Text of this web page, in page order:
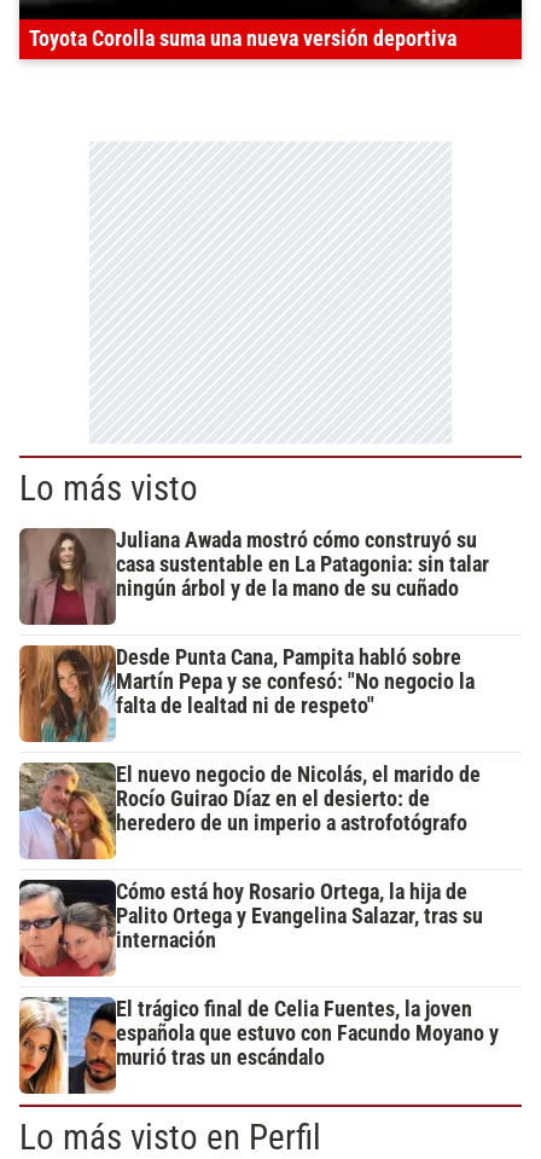
Toyota Corolla suma una nueva versión deportiva
Lo más visto
Juliana Awada mostró cómo construyó su
casa sustentable en La Patagonia: sin talar
ningún árbol y de la mano de su cuñado
Desde Punta Cana, Pampita habló sobre
Martín Pepa y se confesó: "No negocio la
falta de lealtad ni de respeto"
El nuevo negocio de Nicolás, el marido de
Rocío Guirao Díaz en el desierto: de
heredero de un imperio a astrofotógrafo
Cómo está hoy Rosario Ortega, la hija de
Palito Ortega y Evangelina Salazar, tras su
internación
El trágico final de Celia Fuentes, la joven
española que estuvo con Facundo Moyano y
murió tras un escándalo
Lo más visto en Perfil